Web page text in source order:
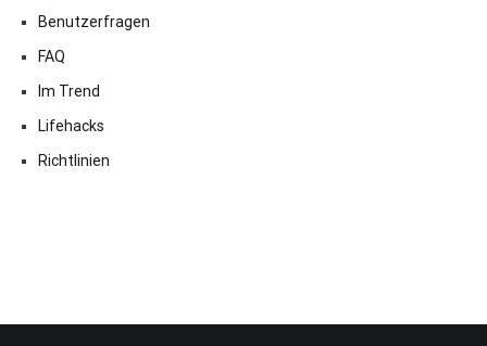
Benutzerfragen
FAQ
Im Trend
Lifehacks
Richtlinien